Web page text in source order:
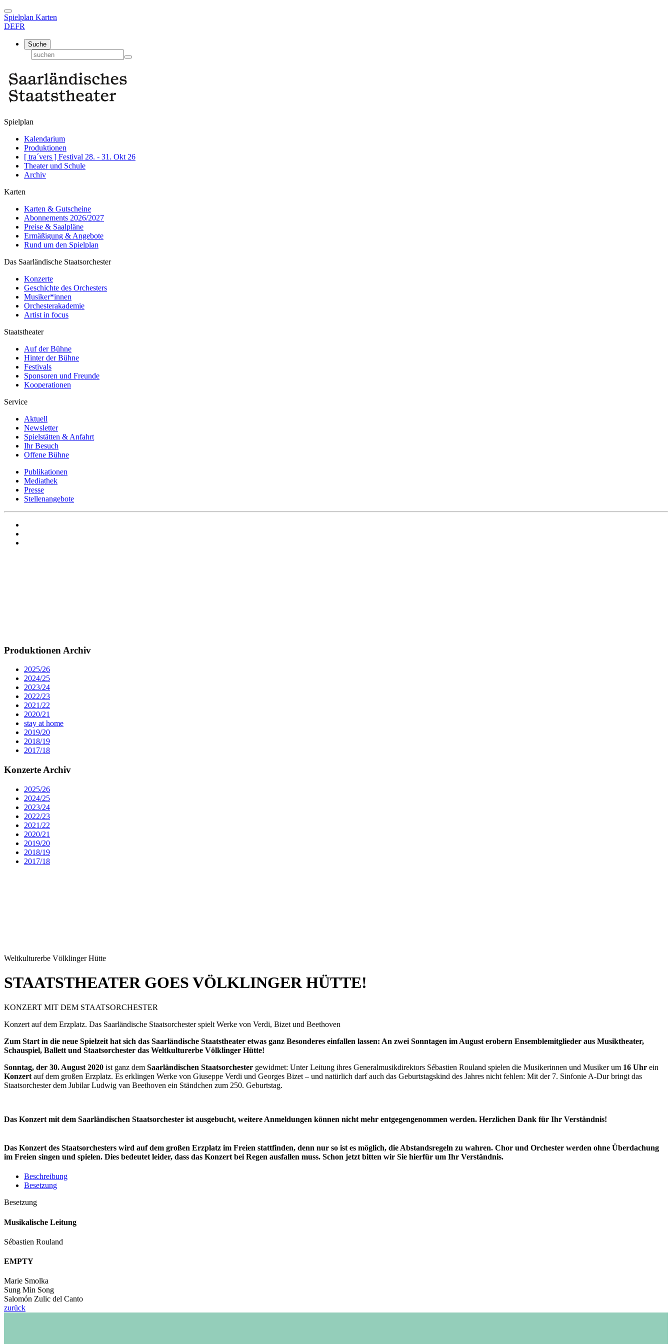
Spielplan Karten
DEFR
Suche
Spielplan
Kalendarium
Produktionen
[ tra´vers ] Festival 28. - 31. Okt 26
Theater und Schule
Archiv
Karten
Karten & Gutscheine
Abonnements 2026/2027
Preise & Saalpläne
Ermäßigung & Angebote
Rund um den Spielplan
Das Saarländische Staatsorchester
Konzerte
Geschichte des Orchesters
Musiker*innen
Orchesterakademie
Artist in focus
Staatstheater
Auf der Bühne
Hinter der Bühne
Festivals
Sponsoren und Freunde
Kooperationen
Service
Aktuell
Newsletter
Spielstätten & Anfahrt
Ihr Besuch
Offene Bühne
Publikationen
Mediathek
Presse
Stellenangebote
Produktionen Archiv
2025/26
2024/25
2023/24
2022/23
2021/22
2020/21
stay at home
2019/20
2018/19
2017/18
Konzerte Archiv
2025/26
2024/25
2023/24
2022/23
2021/22
2020/21
2019/20
2018/19
2017/18
Weltkulturerbe Völklinger Hütte
STAATSTHEATER GOES VÖLKLINGER HÜTTE!
KONZERT MIT DEM STAATSORCHESTER
Konzert auf dem Erzplatz. Das Saarländische Staatsorchester spielt Werke von Verdi, Bizet und Beethoven
Zum Start in die neue Spielzeit hat sich das Saarländische Staatstheater etwas ganz Besonderes einfallen lassen: An zwei Sonntagen im August erobern Ensemblemitglieder aus Musiktheater,
Schauspiel, Ballett und Staatsorchester das Weltkulturerbe Völklinger Hütte!
Sonntag, der 30. August 2020 ist ganz dem Saarländischen Staatsorchester gewidmet: Unter Leitung ihres Generalmusikdirektors Sébastien Rouland spielen die Musikerinnen und Musiker um 16 Uhr ein
Konzert auf dem großen Erzplatz. Es erklingen Werke von Giuseppe Verdi und Georges Bizet – und natürlich darf auch das Geburtstagskind des Jahres nicht fehlen: Mit der 7. Sinfonie A-Dur bringt das
Staatsorchester dem Jubilar Ludwig van Beethoven ein Ständchen zum 250. Geburtstag.
Das Konzert mit dem Saarländischen Staatsorchester ist ausgebucht, weitere Anmeldungen können nicht mehr entgegengenommen werden. Herzlichen Dank für Ihr Verständnis!
Das Konzert des Staatsorchesters wird auf dem großen Erzplatz im Freien stattfinden, denn nur so ist es möglich, die Abstandsregeln zu wahren. Chor und Orchester werden ohne Überdachung
im Freien singen und spielen. Dies bedeutet leider, dass das Konzert bei Regen ausfallen muss. Schon jetzt bitten wir Sie hierfür um Ihr Verständnis.
Beschreibung
Besetzung
Besetzung
Musikalische Leitung
Sébastien Rouland
EMPTY
Marie Smolka
Sung Min Song
Salomón Zulic del Canto
zurück